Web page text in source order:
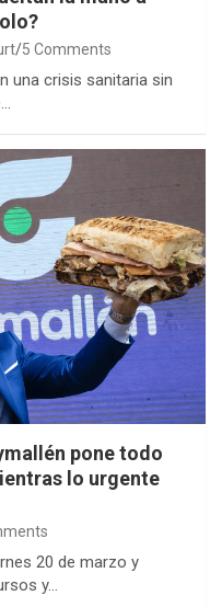
5 Comments
una crisis sanitaria sin
pone todo
lo urgente
20 de marzo y
y…